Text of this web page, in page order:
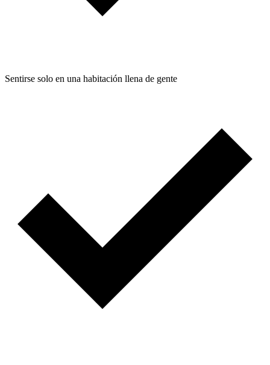
Sentirse solo en una habitación llena de gente